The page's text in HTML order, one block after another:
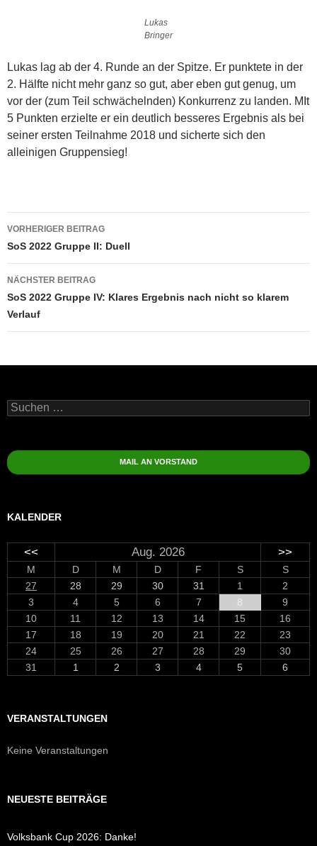
Lukas
Bringer
Lukas lag ab der 4. Runde an der Spitze. Er punktete in der
2. Hälfte nicht mehr ganz so gut, aber eben gut genug, um
vor der (zum Teil schwächelnden) Konkurrenz zu landen. MIt
5 Punkten erzielte er ein deutlich besseres Ergebnis als bei
seiner ersten Teilnahme 2018 und sicherte sich den
alleinigen Gruppensieg!
Beitragsnavigation
VORHERIGER BEITRAG
SoS 2022 Gruppe II: Duell
NÄCHSTER BEITRAG
SoS 2022 Gruppe IV: Klares Ergebnis nach nicht so klarem
Verlauf
Suchen
nach:
MAIL AN VORSTAND
KALENDER
<< Aug. 2026 >>
M D M D F S
S
27
28 29 30 31 1
2
3
4 5 6 7 8
9
10
11 12 13 14 15
16
17
18 19 20 21 22
23
24
25 26 27 28 29
30
31
1 2 3 4 5 6
VERANSTALTUNGEN
Keine Veranstaltungen
NEUESTE BEITRÄGE
Volksbank Cup 2026: Danke!